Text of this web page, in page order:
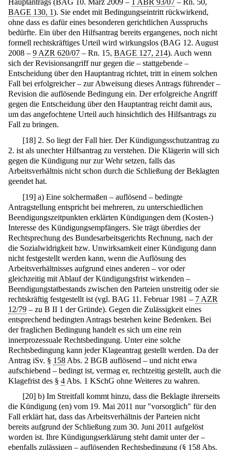
Hauptantrags (BAG 10. März 2009 – 1 ABR 93/07 – Rn. 50,
BAGE 130, 1). Sie endet mit Bedingungseintritt rückwirkend,
ohne dass es dafür eines besonderen gerichtlichen Ausspruchs
bedürfte. Ein über den Hilfsantrag bereits ergangenes, noch nicht
formell rechtskräftiges Urteil wird wirkungslos (BAG 12. August
2008 – 9 AZR 620/07 – Rn. 15, BAGE 127, 214). Auch wenn
sich der Revisionsangriff nur gegen die – stattgebende –
Entscheidung über den Hauptantrag richtet, tritt in einem solchen
Fall bei erfolgreicher – zur Abweisung dieses Antrags führender –
Revision die auflösende Bedingung ein. Der erfolgreiche Angriff
gegen die Entscheidung über den Hauptantrag reicht damit aus,
um das angefochtene Urteil auch hinsichtlich des Hilfsantrags zu
Fall zu bringen.
[18] 2. So liegt der Fall hier. Der Kündigungsschutzantrag zu
2. ist als unechter Hilfsantrag zu verstehen. Die Klägerin will sich
gegen die Kündigung nur zur Wehr setzen, falls das
Arbeitsverhältnis nicht schon durch die Schließung der Beklagten
geendet hat.
[19] a) Eine solchermaßen – auflösend – bedingte
Antragstellung entspricht bei mehreren, zu unterschiedlichen
Beendigungszeitpunkten erklärten Kündigungen dem (Kosten-)
Interesse des Kündigungsempfängers. Sie trägt überdies der
Rechtsprechung des Bundesarbeitsgerichts Rechnung, nach der
die Sozialwidrigkeit bzw. Unwirksamkeit einer Kündigung dann
nicht festgestellt werden kann, wenn die Auflösung des
Arbeitsverhältnisses aufgrund eines anderen – vor oder
gleichzeitig mit Ablauf der Kündigungsfrist wirkenden –
Beendigungstatbestands zwischen den Parteien unstreitig oder sie
rechtskräftig festgestellt ist (vgl. BAG 11. Februar 1981 – 7 AZR
12/79 – zu B II 1 der Gründe). Gegen die Zulässigkeit eines
entsprechend bedingten Antrags bestehen keine Bedenken. Bei
der fraglichen Bedingung handelt es sich um eine rein
innerprozessuale Rechtsbedingung. Unter eine solche
Rechtsbedingung kann jeder Klageantrag gestellt werden. Da der
Antrag iSv. § 158 Abs. 2 BGB auflösend – und nicht etwa
aufschiebend – bedingt ist, vermag er, rechtzeitig gestellt, auch die
Klagefrist des § 4 Abs. 1 KSchG ohne Weiteres zu wahren.
[20] b) Im Streitfall kommt hinzu, dass die Beklagte ihrerseits
die Kündigung (en) vom 19. Mai 2011 nur "vorsorglich" für den
Fall erklärt hat, dass das Arbeitsverhältnis der Parteien nicht
bereits aufgrund der Schließung zum 30. Juni 2011 aufgelöst
worden ist. Ihre Kündigungserklärung steht damit unter der –
ebenfalls zulässigen – auflösenden Rechtsbedingung (§ 158 Abs.